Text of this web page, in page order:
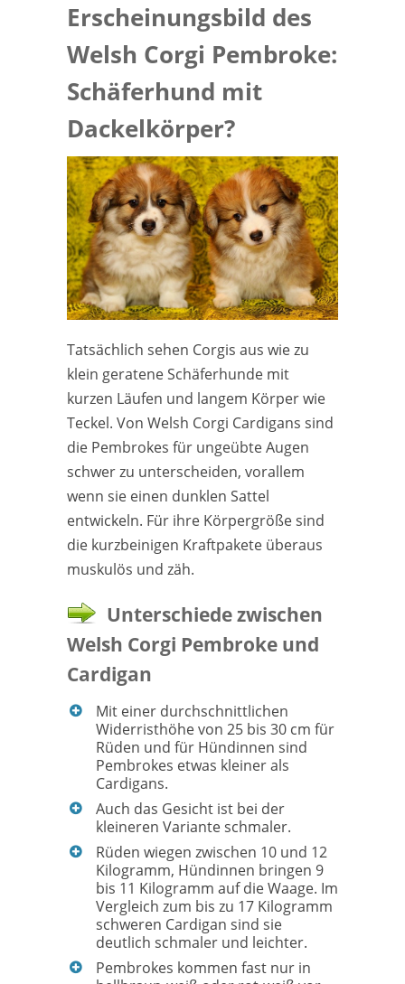
Erscheinungsbild des
Welsh Corgi Pembroke:
Schäferhund mit
Dackelkörper?
Tatsächlich sehen Corgis aus wie zu
klein geratene Schäferhunde mit
kurzen Läufen und langem Körper wie
Teckel. Von Welsh Corgi Cardigans sind
die Pembrokes für ungeübte Augen
schwer zu unterscheiden, vorallem
wenn sie einen dunklen Sattel
entwickeln. Für ihre Körpergröße sind
die kurzbeinigen Kraftpakete überaus
muskulös und zäh.
Unterschiede zwischen
Welsh Corgi Pembroke und
Cardigan
Mit einer durchschnittlichen
Widerristhöhe von 25 bis 30 cm für
Rüden und für Hündinnen sind
Pembrokes etwas kleiner als
Cardigans.
Auch das Gesicht ist bei der
kleineren Variante schmaler.
Rüden wiegen zwischen 10 und 12
Kilogramm, Hündinnen bringen 9
bis 11 Kilogramm auf die Waage. Im
Vergleich zum bis zu 17 Kilogramm
schweren Cardigan sind sie
deutlich schmaler und leichter.
Pembrokes kommen fast nur in